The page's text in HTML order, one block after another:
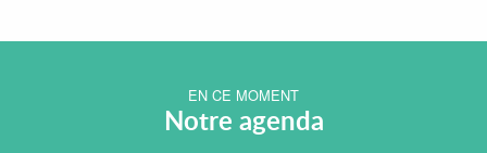
EN CE MOMENT
Notre agenda